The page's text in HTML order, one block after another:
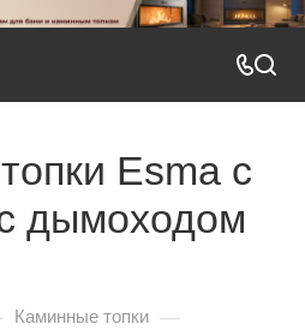
Esma с
дымоходом
Каминные топки —